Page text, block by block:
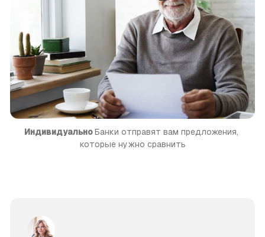
Индивидуально Банки отправят вам предложения,
которые нужно сравнить